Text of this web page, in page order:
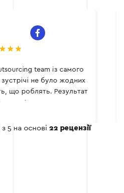
team із самого
не було жодних
що роблять. Результат
з 5 на основі 22 рецензії